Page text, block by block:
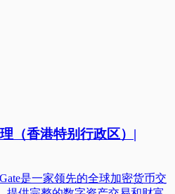
（香港特别行政区）|
是一家领先的全球加密货币交